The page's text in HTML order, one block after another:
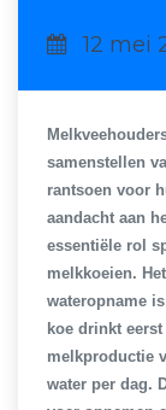
12 mei
samenstellen
rantsoen voor
aandacht aan
essentiële rol
melkkoeien.
wateropname
koe drinkt
melkproductie
water per dag.